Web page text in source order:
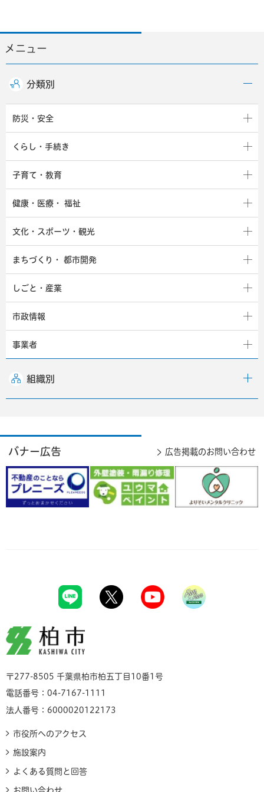
メニュー
分類別
防災・安全
くらし・手続き
子育て・教育
健康・医療・ 福祉
文化・スポーツ・観光
まちづくり・ 都市開発
しごと・産業
市政情報
事業者
組織別
バナー広告 広告掲載のお問い合わせ
柏市
〒277-8505 千葉県柏市柏五丁目10番1号
電話番号：04-7167-1111
法人番号：6000020122173
市役所へのアクセス
施設案内
よくある質問と回答